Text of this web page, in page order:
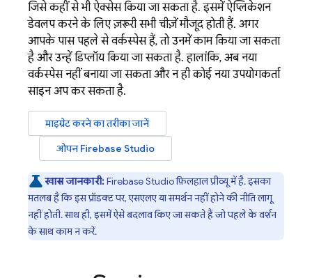
जिसे कहीं से भी ऐक्सेस किया जा सकता है. इसमें ऐप्लिकेशन
डेवलप करने के लिए ज़रूरी सभी चीज़ें मौजूद होती हैं. अगर
आपके पास पहले से वर्कस्पेस हैं, तो उनमें काम किया जा सकता
है और उन्हें डिप्लॉय किया जा सकता है. हालांकि, अब नया
वर्कस्पेस नहीं बनाया जा सकता और न ही कोई नया उपयोगकर्ता
साइन अप कर सकता है.
माइग्रेट करने का तरीका जानें
ओपनFirebase Studio
खास जानकारी:Firebase Studioफ़िलहाल प्रीव्यू में है. इसका
मतलब है कि इस प्रॉडक्ट पर, एसएलए या समर्थन नहीं होने की नीति लागू
नहीं होती. साथ ही, इसमें ऐसे बदलाव किए जा सकते हैं जो पहले के वर्शन
के साथ काम न करें.